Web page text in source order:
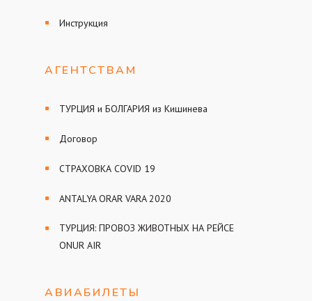
Инструкция
АГЕНТСТВАМ
ТУРЦИЯ и БОЛГАРИЯ из Кишинева
Договор
СТРАХОВКА COVID 19
ANTALYA ORAR VARA 2020
ТУРЦИЯ: ПРОВОЗ ЖИВОТНЫХ НА РЕЙСЕ
ONUR AIR
АВИАБИЛЕТЫ